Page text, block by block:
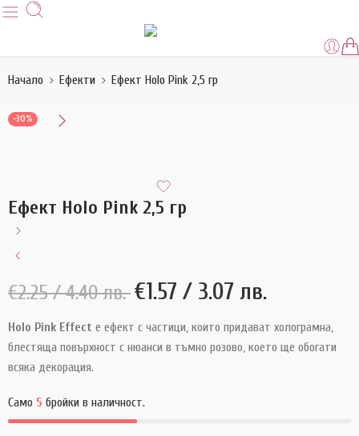
Начало Ефекти Ефект Holo Pink 2,5 гр
-30%
Ефект Holo Pink 2,5 гр
€2.25/ 4.40 лв.€1.57 / 3.07 лв.
Holo Pink Effect е ефект с частици, които придават холограмна,
блестяща повърхност с нюанси в тъмно розово, което ще обогати
всяка декорация.
Само 5 бройки в наличност.